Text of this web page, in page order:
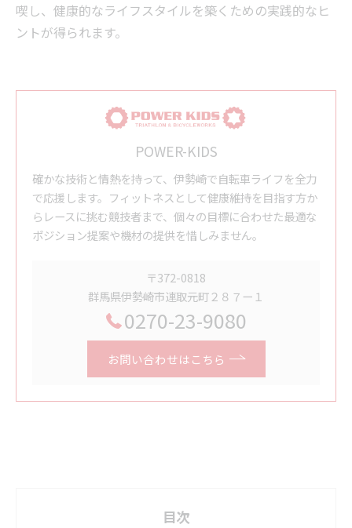
喫し、健康的なライフスタイルを築くための実践的なヒ
ントが得られます。
POWER-KIDS
確かな技術と情熱を持って、伊勢崎で自転車ライフを全力
で応援します。フィットネスとして健康維持を目指す方か
らレースに挑む競技者まで、個々の目標に合わせた最適な
ポジション提案や機材の提供を惜しみません。
〒372-0818
群馬県伊勢崎市連取元町２８７ー１
0270-23-9080
お問い合わせはこちら
目次